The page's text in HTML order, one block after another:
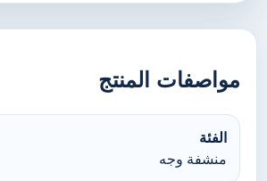
مواصفات المنتج
الفئة
منشفة وجه